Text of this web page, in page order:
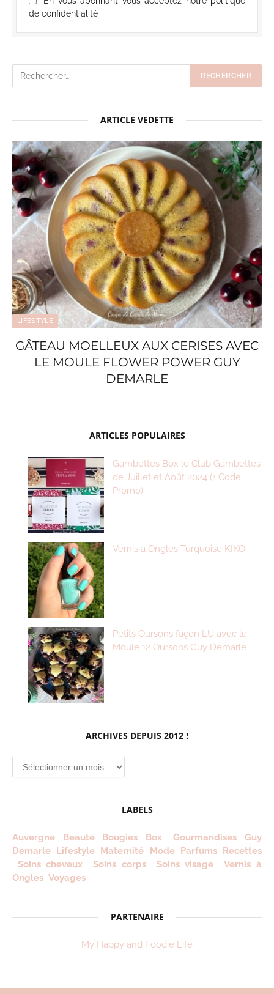
de confidentialité
ARTICLE VEDETTE
LIFESTYLE
GÂTEAU MOELLEUX AUX CERISES AVEC
LE MOULE FLOWER POWER GUY
DEMARLE
ARTICLES POPULAIRES
Gambettes Box le Club Gambettes
de Juillet et Août 2024 (+ Code
Promo)
Vernis à Ongles Turquoise KIKO
Petits Oursons façon LU avec le
Moule 12 Oursons Guy Demarle
ARCHIVES DEPUIS 2012 !
Archives
depuis
LABELS
Auvergne Beauté Bougies Box Gourmandises
Guy
Demarle Lifestyle Maternité Mode Parfums Recettes
Soins cheveux
Soins corps Soins visage
Vernis à
Ongles Voyages
PARTENAIRE
My Happy and Foodie Life